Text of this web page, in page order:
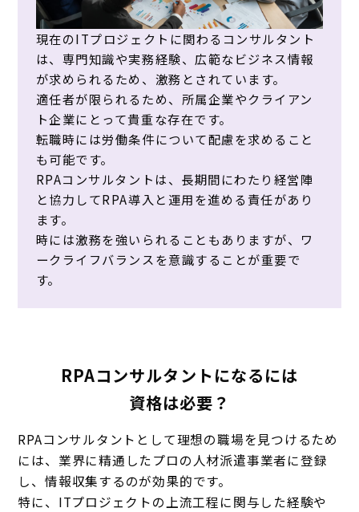
現在のITプロジェクトに関わるコンサルタント
は、専門知識や実務経験、広範なビジネス情報
が求められるため、激務とされています。
適任者が限られるため、所属企業やクライアン
ト企業にとって貴重な存在です。
転職時には労働条件について配慮を求めること
も可能です。
RPAコンサルタントは、長期間にわたり経営陣
と協力してRPA導入と運用を進める責任があり
ます。
時には激務を強いられることもありますが、ワ
ークライフバランスを意識することが重要で
す。
RPAコンサルタントになるには
資格は必要？
RPAコンサルタントとして理想の職場を見つけるため
には、 業界に精通したプロの人材派遣事業者に登録
し、情報収集するのが効果的です。
特に、ITプロジェクトの上流工程に関与した経験や